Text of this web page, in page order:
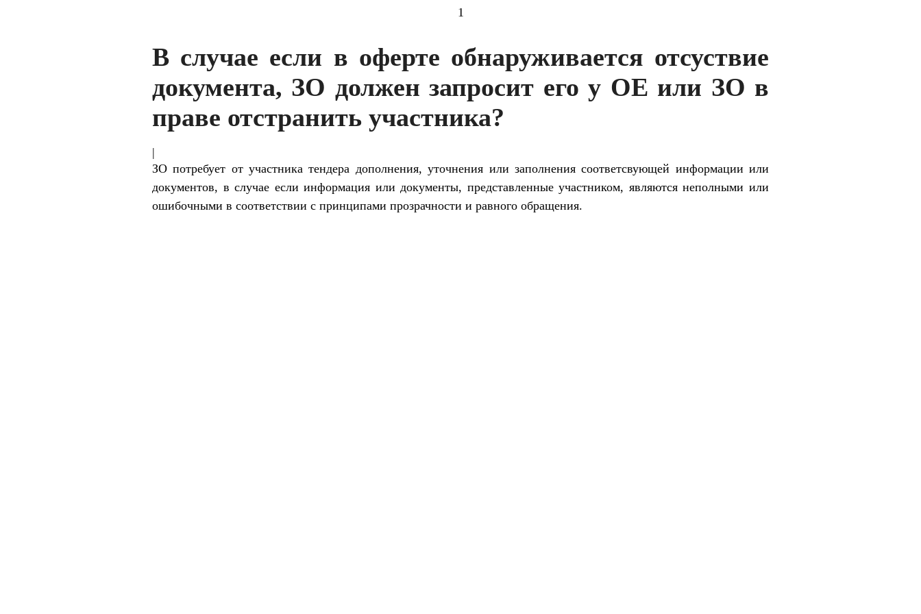
1
В случае если в оферте обнаруживается отсуствие
документа, ЗО должен запросит его у ОЕ или ЗО в
праве отстранить участника?
|
ЗО потребует от участника тендера дополнения, уточнения или заполнения соответсвующей информации или
документов, в случае если информация или документы, представленные участником, являются неполными или
ошибочными в соответствии с принципами прозрачности и равного обращения.